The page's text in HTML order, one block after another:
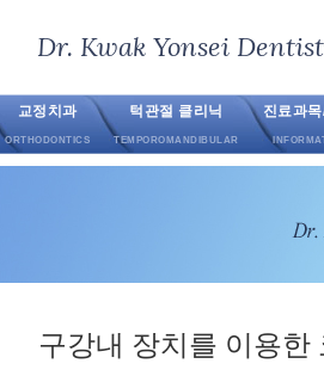
Dr. Kwak Yonsei
교정치과
ORTHODONTICS
턱관절 클리닉
TEMPOROMANDIBULAR
진료과
구강내 장치를 이용한